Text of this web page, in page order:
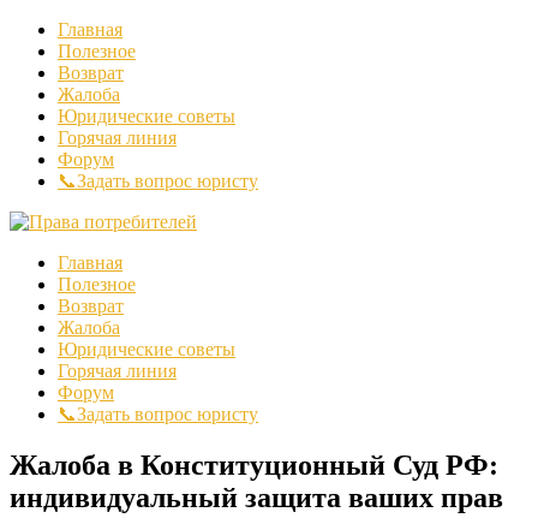
Главная
Полезное
Возврат
Жалоба
Юридические советы
Горячая линия
Форум
📞Задать вопрос юристу
Главная
Полезное
Возврат
Жалоба
Юридические советы
Горячая линия
Форум
📞Задать вопрос юристу
Жалоба в Конституционный Суд РФ:
индивидуальный защита ваших прав